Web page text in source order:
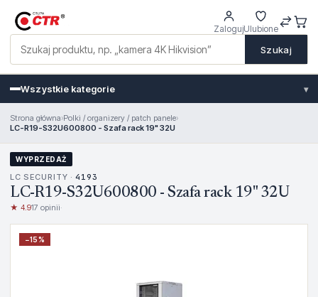
Szukaj
ZalogujUlubione
Wszystkie kategorie ▾
Strona główna›Polki / organizery / patch panele›
LC-R19-S32U600800 - Szafa rack 19" 32U
WYPRZEDAŻ
LC SECURITY · 4193
LC-R19-S32U600800 - Szafa rack 19" 32U
★ 4.917 opinii·
−15%